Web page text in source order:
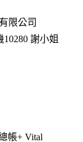
限公司
10280 謝小姐
帳+ Vital